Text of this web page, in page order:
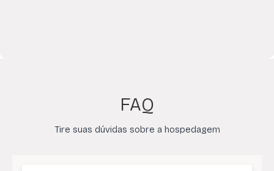
FAQ
Tire suas dúvidas sobre a hospedagem